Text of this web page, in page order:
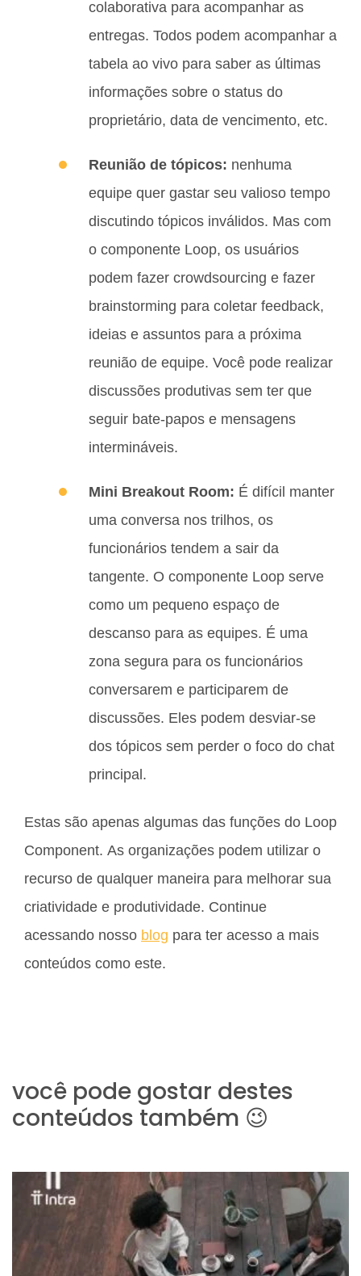
colaborativa para acompanhar as
entregas. Todos podem acompanhar a
tabela ao vivo para saber as últimas
informações sobre o status do
proprietário, data de vencimento, etc.
Reunião de tópicos: nenhuma
equipe quer gastar seu valioso tempo
discutindo tópicos inválidos. Mas com
o componente Loop, os usuários
podem fazer crowdsourcing e fazer
brainstorming para coletar feedback,
ideias e assuntos para a próxima
reunião de equipe. Você pode realizar
discussões produtivas sem ter que
seguir bate-papos e mensagens
intermináveis.
Mini Breakout Room: É difícil manter
uma conversa nos trilhos, os
funcionários tendem a sair da
tangente. O componente Loop serve
como um pequeno espaço de
descanso para as equipes. É uma
zona segura para os funcionários
conversarem e participarem de
discussões. Eles podem desviar-se
dos tópicos sem perder o foco do chat
principal.
Estas são apenas algumas das funções do Loop
Component. As organizações podem utilizar o
recurso de qualquer maneira para melhorar sua
criatividade e produtividade. Continue
acessando nosso blog para ter acesso a mais
conteúdos como este.
você pode gostar destes
conteúdos também 😉